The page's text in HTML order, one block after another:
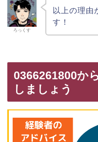
ろっくす
以上の理由
す！
0366261800か
しましょう